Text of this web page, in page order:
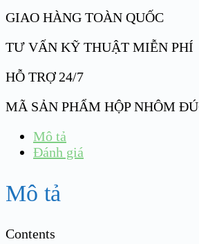
GIAO HÀNG TOÀN QUỐC
TƯ VẤN KỸ THUẬT MIỄN PHÍ
HỖ TRỢ 24/7
MÃ SẢN PHẨM HỘP NHÔM
Mô tả
Đánh giá
Mô tả
Contents